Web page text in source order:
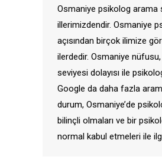
Osmaniye psikolog arama
illerimizdendir. Osmaniye
açısından birçok ilimize
ilerdedir. Osmaniye
seviyesi dolayısı ile
Google da daha fazla
durum, Osmaniye’de
bilinçli olmaları ve bir
normal kabul etmeleri ile